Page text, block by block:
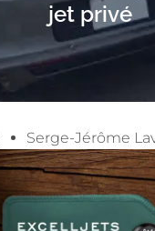
jet privé
Serge-Jérôme